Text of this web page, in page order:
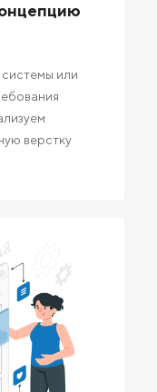
или
верстку